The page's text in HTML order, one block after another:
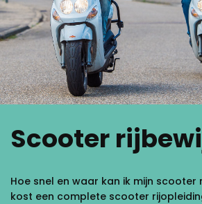
Scooter
Hoe snel en waar kan ik mijn scooter
kost een complete scooter